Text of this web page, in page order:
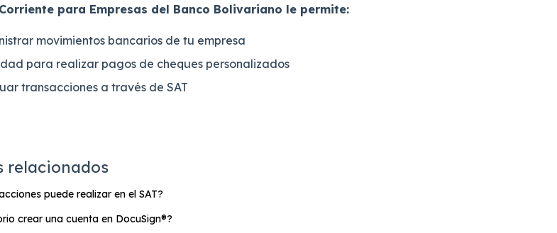
para Empresas del Banco Bolivariano le permite:
movimientos bancarios de tu empresa
para realizar pagos de cheques personalizados
transacciones a través de SAT
relacionados
puede realizar en el SAT?
crear una cuenta en DocuSign®?